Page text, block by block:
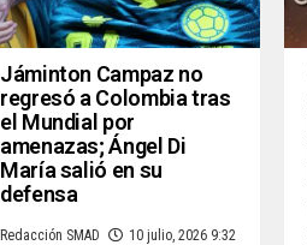
Jáminton Campaz no
regresó a Colombia tras
el Mundial por
amenazas; Ángel Di
María salió en su
defensa
Redacción SMAD
10 julio, 2026 9:32